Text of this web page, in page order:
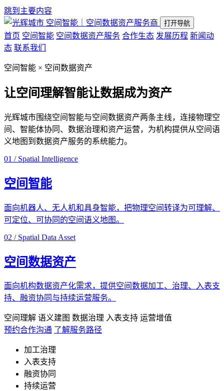
跳到主要内容
空间智能｜空间数据资产服务商
打开导航
首页 空间智能 空间数据资产服务 合作生态 发展历程 新闻动
态 联系我们
空间智能 × 空间数据资产
让空间理解智能让数据成为资产
光辉城市围绕空间智能与空间数据资产两条主线，连接物理空
间、智能体协同、数据治理和资产运营，为机构提供从空间语
义地图到数据资产服务的系统能力。
01 / Spatial Intelligence
空间智能
面向机器人、无人机和具身智能，把物理空间转译为可理解、
可定位、可协同的空间语义地图。
02 / Spatial Data Asset
空间数据资产
面向机构数据资产化需求，提供空间数据加工、治理、入表支
持、融资协同与持续运营服务。
空间理解 语义建图 数据治理 入表支持 运营增值
预约合作沟通 了解服务路径
加工治理
入表支持
融资协同
持续运营